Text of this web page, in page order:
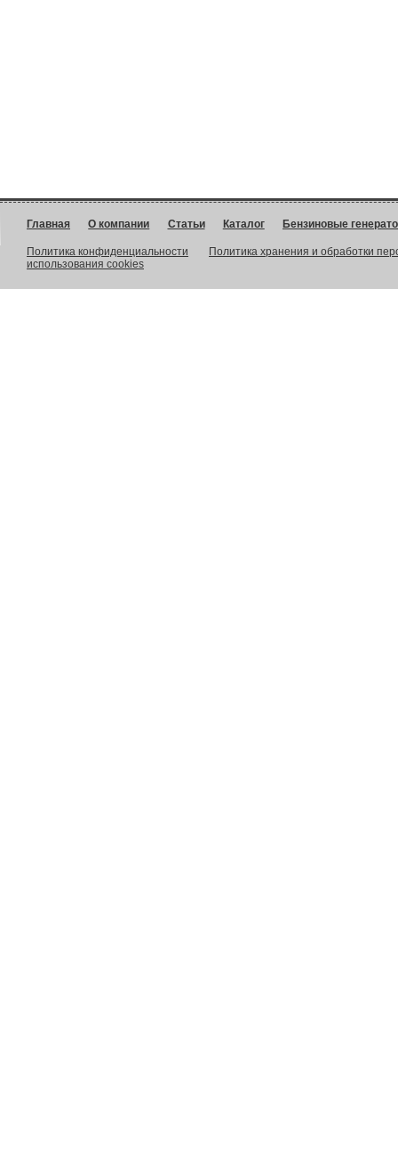
Главная О компании Статьи Каталог Бензиновые
Политика конфиденциальности
Политика хранения и обработки
использования cookies